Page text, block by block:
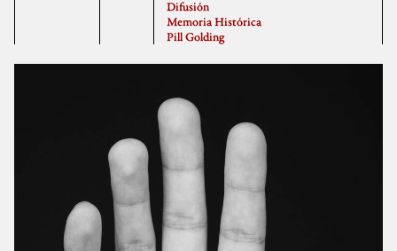
Difusión
Memoria Histórica
Pill Golding